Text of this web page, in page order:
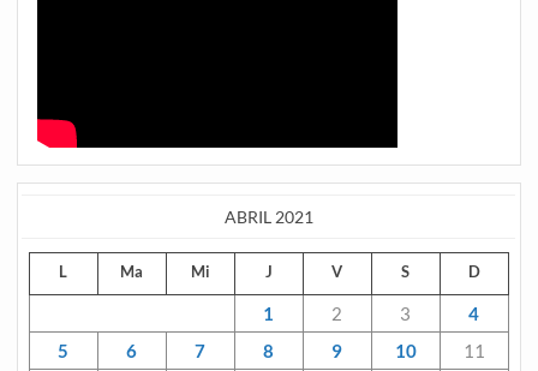
ABRIL 2021
L Ma Mi J V S D
1 2 3
4
5
6 7 8 9 10
11